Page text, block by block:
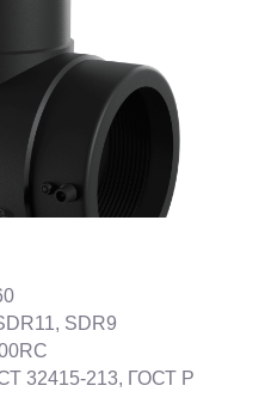
SDR9
32415-213, ГОСТ Р